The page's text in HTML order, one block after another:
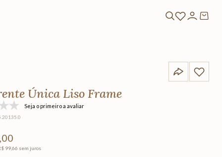
Única Liso Frame
Seja o primeiro a avaliar
,00
99,66 sem juros